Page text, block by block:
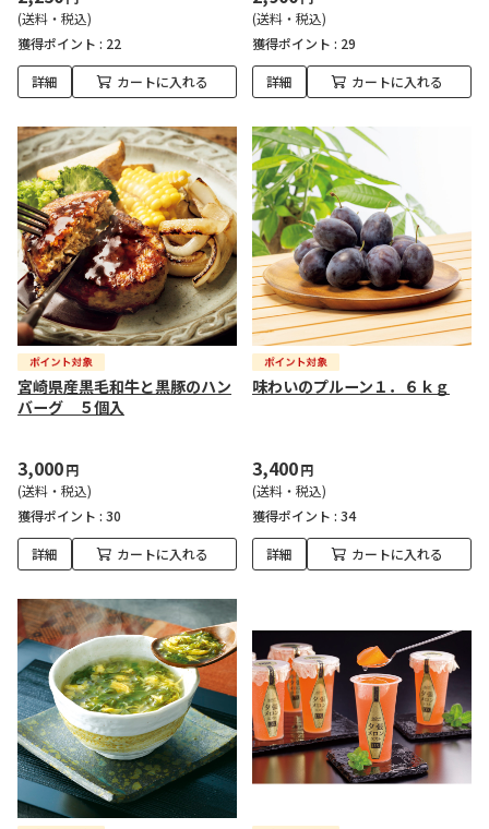
(送料・税込)
獲得ポイント : 22
詳細 カートに入れる
(送料・税込)
獲得ポイント : 29
詳細 カートに入れる
宮崎県産黒毛和牛と黒豚のハン
バーグ ５個入
3,000円
(送料・税込)
獲得ポイント : 30
詳細 カートに入れる
味わいのプルーン１．６ｋｇ
3,400円
(送料・税込)
獲得ポイント : 34
詳細 カートに入れる